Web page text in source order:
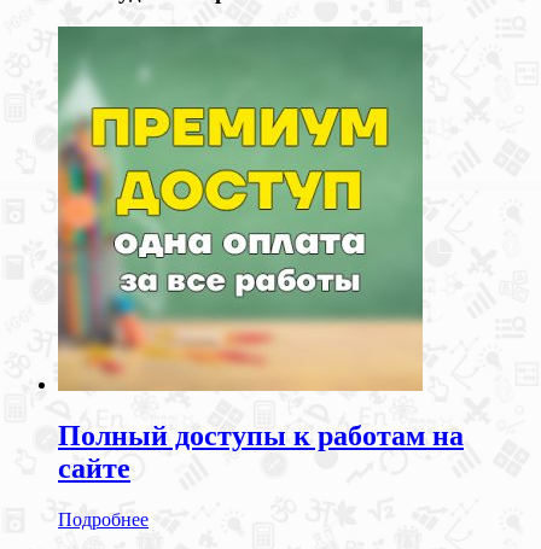
Полный доступы к работам на
сайте
Подробнее